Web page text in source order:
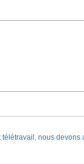
télétravail, nous